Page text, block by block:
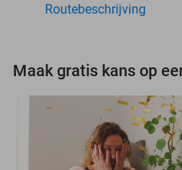
Routebeschrijving